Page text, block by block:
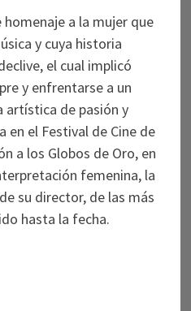
a la mujer que
y cuya historia
el cual implicó
y enfrentarse a un
artística de pasión y
el Festival de Cine de
a los Globos de Oro, en
femenina, la
su director, de las más
hasta la fecha.